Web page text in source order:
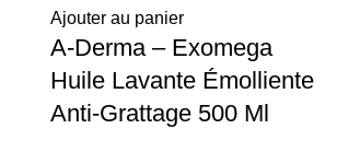
Ajouter au panier
A-Derma – Exomega
Huile Lavante Émolliente
Anti-Grattage 500 Ml